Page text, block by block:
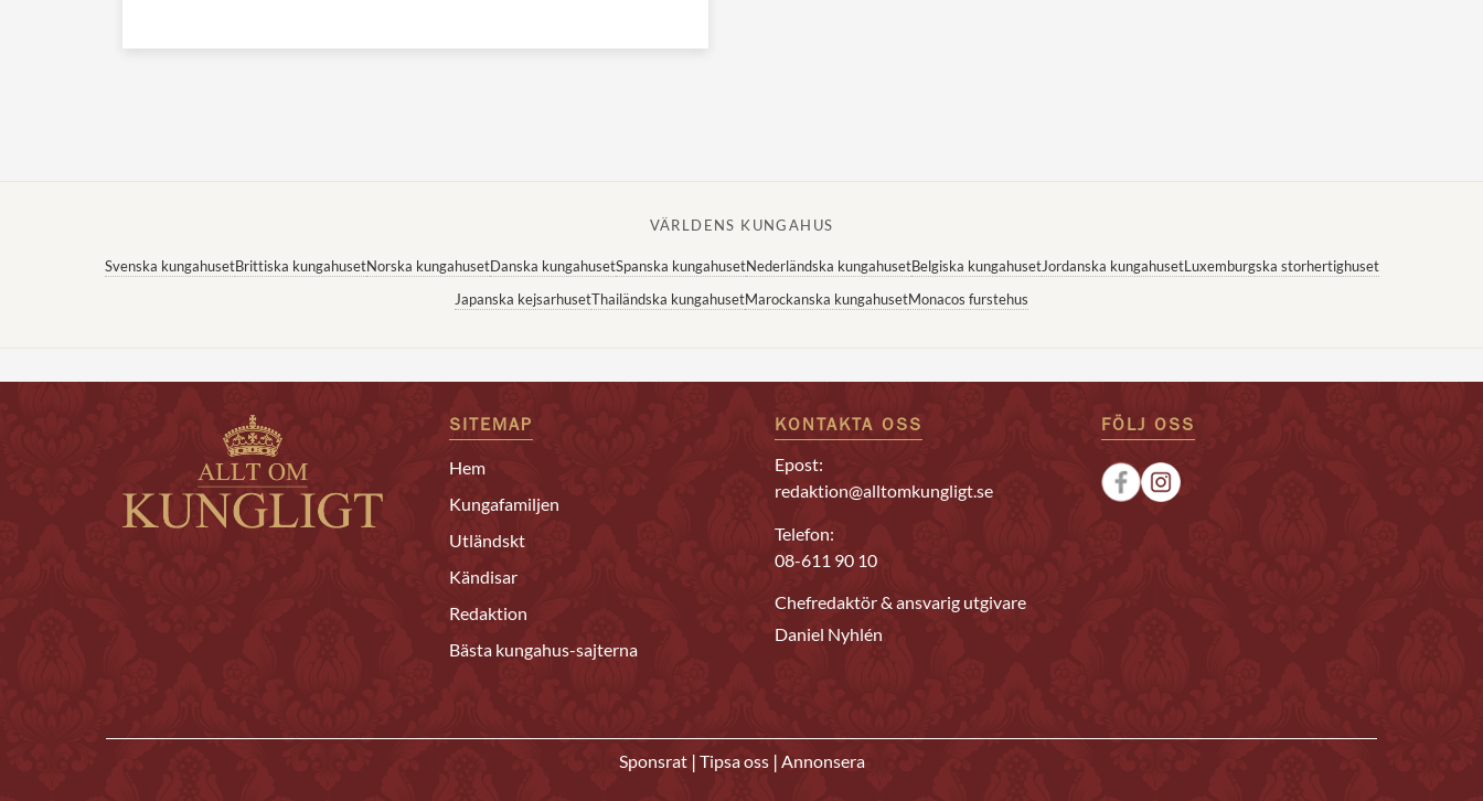
VÄRLDENS KUNGAHUS
Svenska kungahusetBrittiska kungahusetNorska kungahusetDanska kungahusetSpanska kungahusetNederländska kungahusetBelgiska kungahusetJordanska kungahusetLuxemburgska storhertighuset
Japanska kejsarhusetThailändska kungahusetMarockanska kungahusetMonacos furstehus
SITEMAP
Hem
Kungafamiljen
Utländskt
Kändisar
Redaktion
Bästa kungahus-sajterna
KONTAKTA OSS
Epost:
redaktion@alltomkungligt.se
Telefon:
08-611 90 10
Chefredaktör & ansvarig utgivare
Daniel Nyhlén
FÖLJ OSS
Sponsrat | Tipsa oss | Annonsera